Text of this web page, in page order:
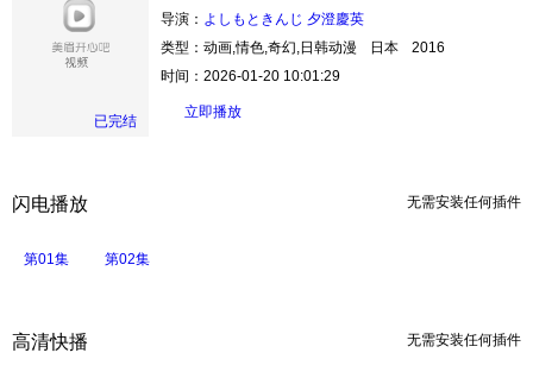
已完结
导演： よしもときんじ 夕澄慶英
类型： 动画,情色,奇幻,日韩动漫 日本
2016
时间： 2026-01-20 10:01:29
立即播放
无需安装任何插件
闪电播放
第01集 第02集
无需安装任何插件
高清快播